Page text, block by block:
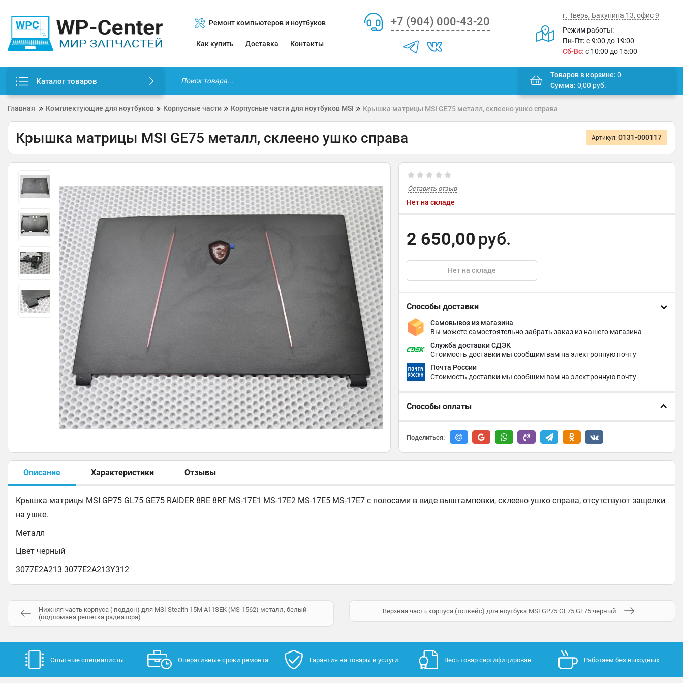
Ремонт компьютеров и ноутбуков
Как купить Доставка Контакты
+7 (904) 000-43-20
г. Тверь, Бакунина 13, офис 9
Режим работы:
Пн-Пт: с 9:00 до 19:00
Сб-Вс: с 10:00 до 15:00
Каталог товаров
Товаров в корзине: 0
Сумма: 0,00 руб.
Главная Комплектующие для ноутбуков Корпусные части Корпусные части для ноутбуков MSI Крышка матрицы MSI GE75 металл, склеено ушко справа
Крышка матрицы MSI GE75 металл, склеено ушко справа Артикул: 0131-000117
Оставить отзыв
Нет на складе
2 650,00 руб.
Нет на складе
Способы доставки
Самовывоз из магазина
Вы можете самостоятельно забрать заказ из нашего магазина
Служба доставки СДЭК
Стоимость доставки мы сообщим вам на электронную почту
Почта России
Стоимость доставки мы сообщим вам на электронную почту
Способы оплаты
Поделиться:
Описание Характеристики Отзывы
Крышка матрицы MSI GP75 GL75 GE75 RAIDER 8RE 8RF MS-17E1 MS-17E2 MS-17E5 MS-17E7 с полосами в виде выштамповки, склеено ушко справа, отсутствуют защелки
на ушке.
Металл
Цвет черный
3077E2A213 3077E2A213Y312
Нижняя часть корпуса ( поддон) для MSI Stealth 15M A11SEK (MS-1562) металл, белый
(подломана решетка радиатора)
Верхняя часть корпуса (топкейс) для ноутбука MSI GP75 GL75 GE75 черный
Опытные специалисты Оперативные сроки ремонта Гарантия на товары и услуги Весь товар сертифицирован Работаем без выходных